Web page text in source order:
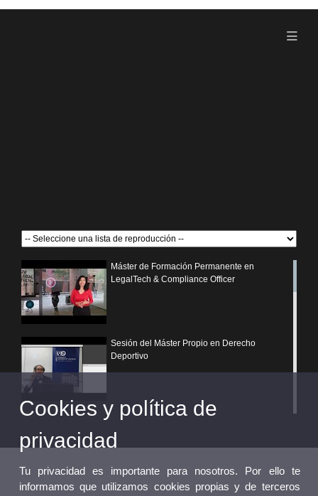
Máster de Formación Permanente en
LegalTech & Compliance Officer
Sesión del Máster Propio en Derecho
Deportivo
¿Por qué elegir un postgrado propio de la
Universitat de València?
Cookies y política de
privacidad
Tu privacidad es importante para nosotros. Por ello te
informamos que utilizamos cookies propias y de terceros